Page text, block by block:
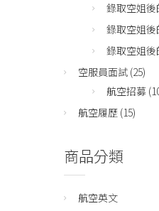
錄取空姐
錄取空姐
錄取空姐
空服員面試(25)
航空招募
航空履歷(15)
商品分類
航空英文